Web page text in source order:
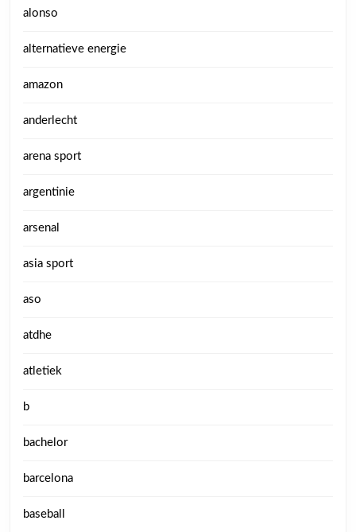
alonso
alternatieve energie
amazon
anderlecht
arena sport
argentinie
arsenal
asia sport
aso
atdhe
atletiek
b
bachelor
barcelona
baseball